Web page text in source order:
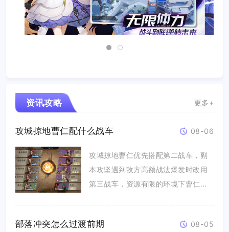
资讯攻略 更多+
攻城掠地曹仁配什么战车 08-06
攻城掠地曹仁优先搭配第二战车，副
本攻坚遇到敌方高额战法爆发时改用
第三战车，资源有限的环境下曹仁更
部落冲突怎么过渡前期 08-05